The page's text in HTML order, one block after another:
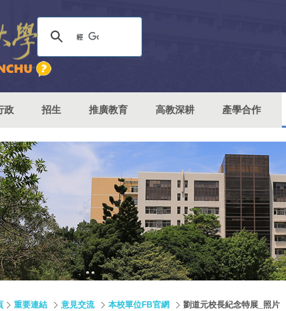
政 招生 推廣教育 高教深耕 產學合作
重要連結 意見交流 本校單位FB官網 劉道元校長紀念特展_照片